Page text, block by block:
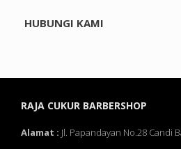
HUBUNGI KAMI
RAJA CUKUR BARBERSHOP
Alamat : Jl. Papandayan No.28 Candi